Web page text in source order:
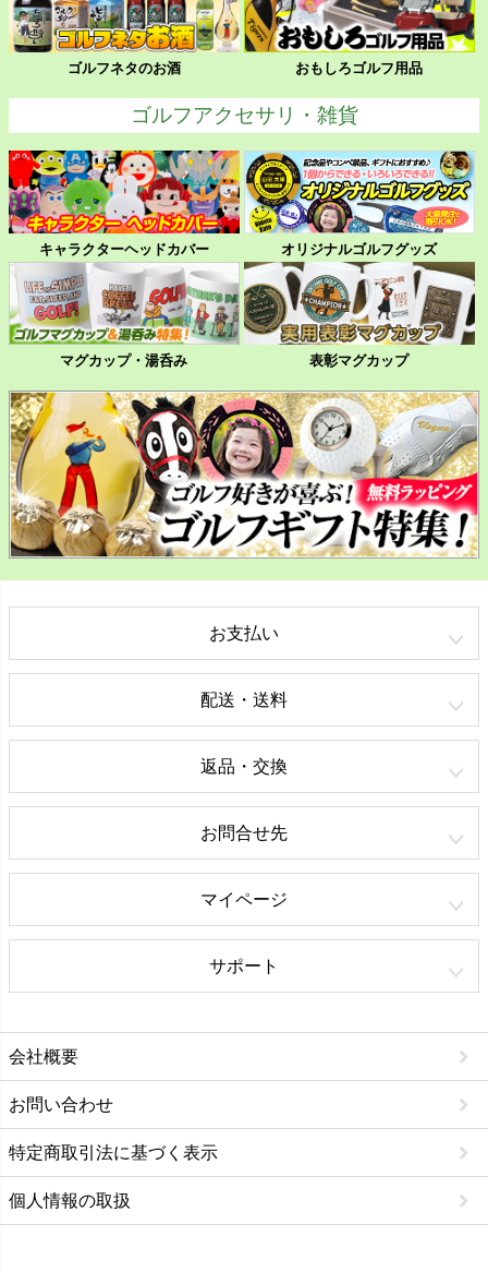
ゴルフネタのお酒 おもしろゴルフ用品
ゴルフアクセサリ・雑貨
キャラクターヘッドカバー オリジナルゴルフグッズ
マグカップ・湯呑み 表彰マグカップ
お支払い
配送・送料
返品・交換
お問合せ先
マイページ
サポート
会社概要
お問い合わせ
特定商取引法に基づく表示
個人情報の取扱